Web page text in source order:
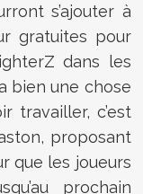
s’ajouter à
gratuites pour
dans les
bien une chose
travailler, c’est
proposant
que les joueurs
prochain